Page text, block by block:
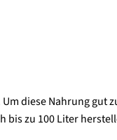
diese Nahrung gut
bis zu 100 Liter